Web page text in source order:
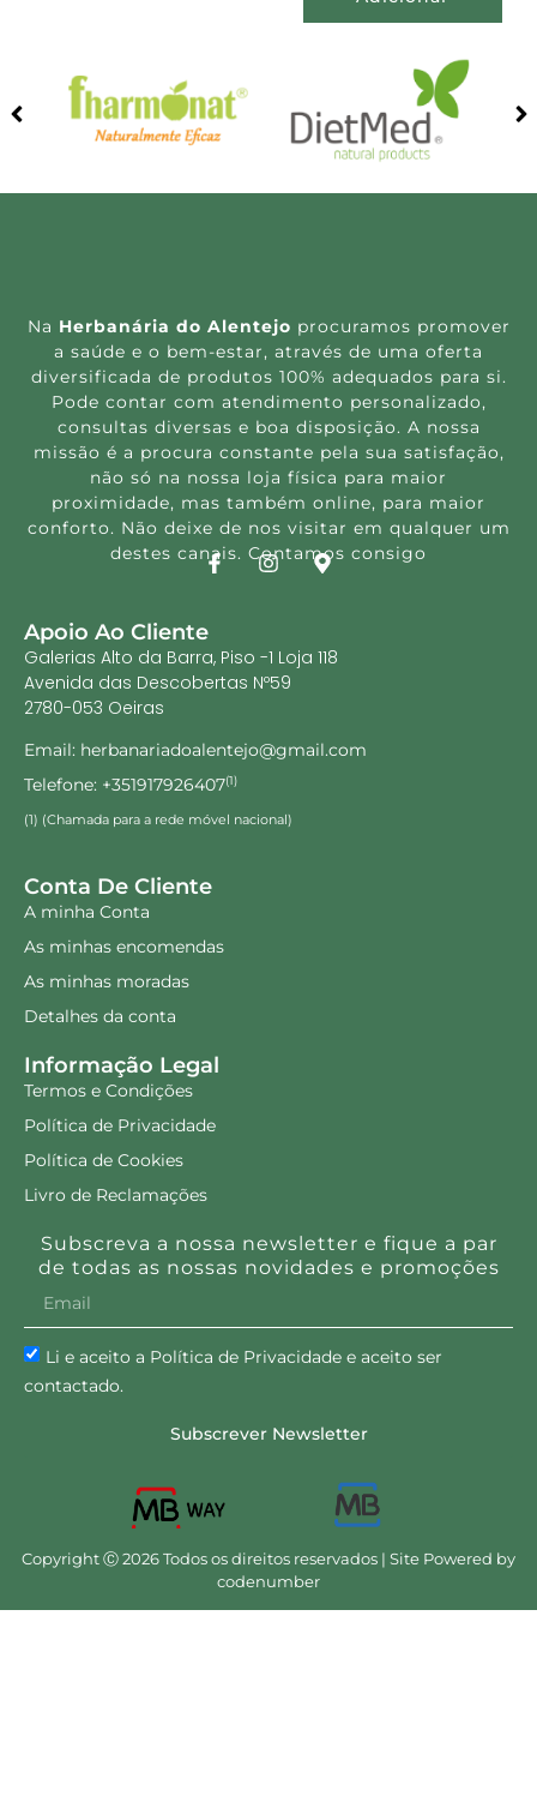
Na Herbanária do Alentejo procuramos promover
a saúde e o bem-estar, através de uma oferta
diversificada de produtos 100% adequados para si.
Pode contar com atendimento personalizado,
consultas diversas e boa disposição. A nossa
missão é a procura constante pela sua satisfação,
não só na nossa loja física para maior
proximidade, mas também online, para maior
conforto. Não deixe de nos visitar em qualquer um
destes canais. Contamos consigo
Apoio Ao Cliente
Galerias Alto da Barra, Piso -1 Loja 118
Avenida das Descobertas Nº59
2780-053 Oeiras
Email: herbanariadoalentejo@gmail.com
Telefone: +351917926407(1)
(1) (Chamada para a rede móvel nacional)
Conta De Cliente
A minha Conta
As minhas encomendas
As minhas moradas
Detalhes da conta
Informação Legal
Termos e Condições
Política de Privacidade
Política de Cookies
Livro de Reclamações
Subscreva a nossa newsletter e fique a par
de todas as nossas novidades e promoções
Li e aceito a Política de Privacidade e aceito ser
contactado.
Subscrever Newsletter
Copyright Ⓒ 2026 Todos os direitos reservados | Site Powered by
codenumber